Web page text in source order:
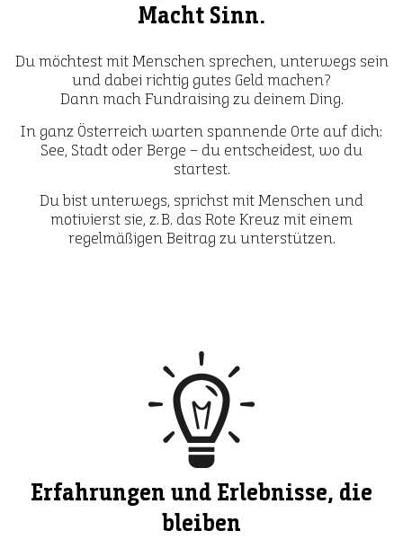
Macht Sinn.
Du möchtest mit Menschen sprechen, unterwegs sein
und dabei richtig gutes Geld machen?
Dann mach Fundraising zu deinem Ding.
In ganz Österreich warten spannende Orte auf dich:
See, Stadt oder Berge – du entscheidest, wo du
startest.
Du bist unterwegs, sprichst mit Menschen und
motivierst sie, z. B. das Rote Kreuz mit einem
regelmäßigen Beitrag zu unterstützen.
Erfahrungen und Erlebnisse, die
bleiben